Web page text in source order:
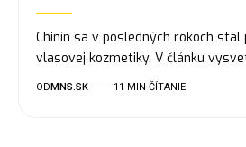
Chinín sa v posledných rokoch stal
vlasovej kozmetiky. V článku
ODMNS.SK 11 MIN ČÍTANIE